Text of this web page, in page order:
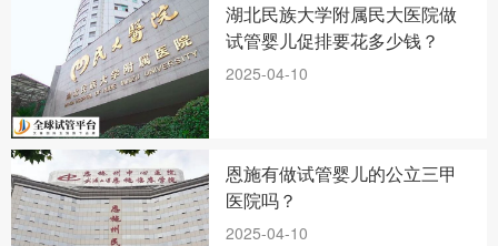
湖北民族大学附属民大医院做
试管婴儿促排要花多少钱？
2025-04-10
恩施有做试管婴儿的公立三甲
医院吗？
2025-04-10